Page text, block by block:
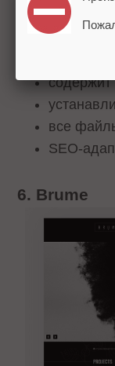
содержит
все
SEO-
6. Brume